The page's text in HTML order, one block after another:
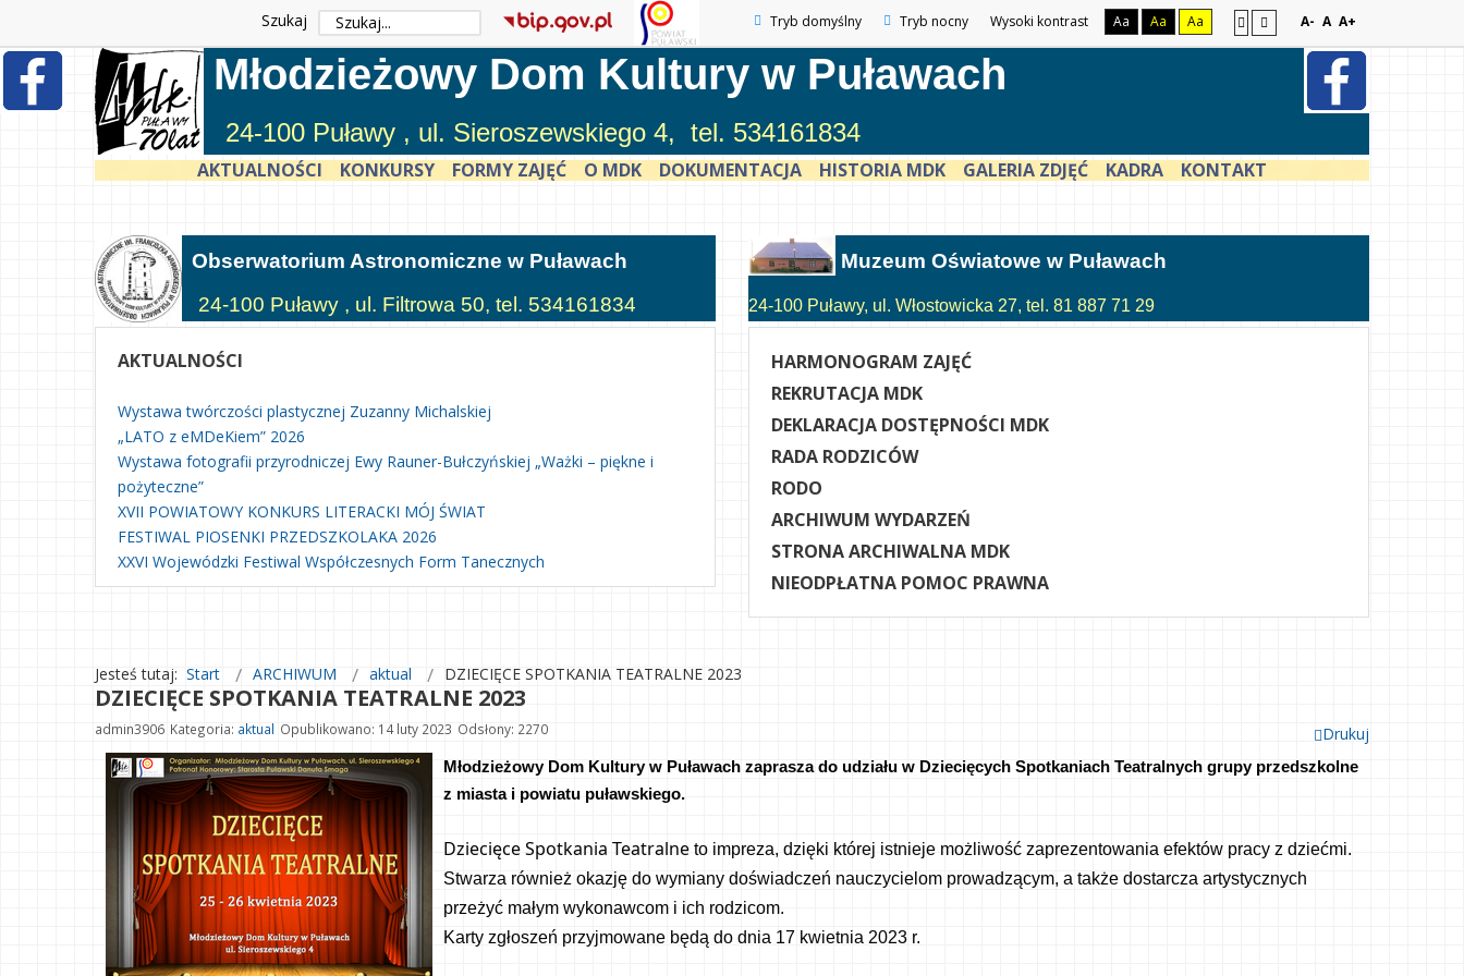
Tryb domyślny Tryb nocny Wysoki kontrast Aa Aa Aa A- A A+
Szukaj
Młodzieżowy Dom Kultury w Puławach
24-100 Puławy , ul. Sieroszewskiego 4, tel. 534161834
AKTUALNOŚCI KONKURSY FORMY ZAJĘĆ O MDK DOKUMENTACJA HISTORIA MDK GALERIA ZDJĘĆ KADRA KONTAKT
Obserwatorium Astronomiczne w Puławach
24-100 Puławy , ul. Filtrowa 50, tel. 534161834
AKTUALNOŚCI
Wystawa twórczości plastycznej Zuzanny Michalskiej
„LATO z eMDeKiem” 2026
Wystawa fotografii przyrodniczej Ewy Rauner-Bułczyńskiej „Ważki – piękne i
pożyteczne”
XVII POWIATOWY KONKURS LITERACKI MÓJ ŚWIAT
FESTIWAL PIOSENKI PRZEDSZKOLAKA 2026
XXVI Wojewódzki Festiwal Współczesnych Form Tanecznych
Muzeum Oświatowe w Puławach
24-100 Puławy, ul. Włostowicka 27, tel. 81 887 71 29
HARMONOGRAM ZAJĘĆ
REKRUTACJA MDK
DEKLARACJA DOSTĘPNOŚCI MDK
RADA RODZICÓW
RODO
ARCHIWUM WYDARZEŃ
STRONA ARCHIWALNA MDK
NIEODPŁATNA POMOC PRAWNA
Jesteś tutaj: Start ARCHIWUM aktual DZIECIĘCE SPOTKANIA TEATRALNE 2023
DZIECIĘCE SPOTKANIA TEATRALNE 2023
Drukuj
admin3906 Kategoria: aktual Opublikowano: 14 luty 2023 Odsłony: 2270
Młodzieżowy Dom Kultury w Puławach zaprasza do udziału w Dziecięcych Spotkaniach Teatralnych grupy przedszkolne
z miasta i powiatu puławskiego.
Dziecięce Spotkania Teatralne to impreza, dzięki której istnieje możliwość zaprezentowania efektów pracy z dziećmi.
Stwarza również okazję do wymiany doświadczeń nauczycielom prowadzącym, a także dostarcza artystycznych
przeżyć małym wykonawcom i ich rodzicom.
Karty zgłoszeń przyjmowane będą do dnia 17 kwietnia 2023 r.